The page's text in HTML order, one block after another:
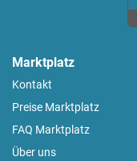
Marktplatz
Kontakt
Preise Marktplatz
FAQ Marktplatz
Über uns